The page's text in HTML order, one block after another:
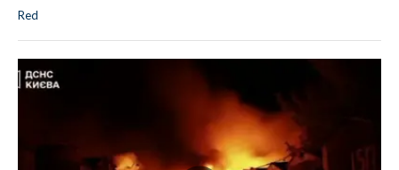
Red